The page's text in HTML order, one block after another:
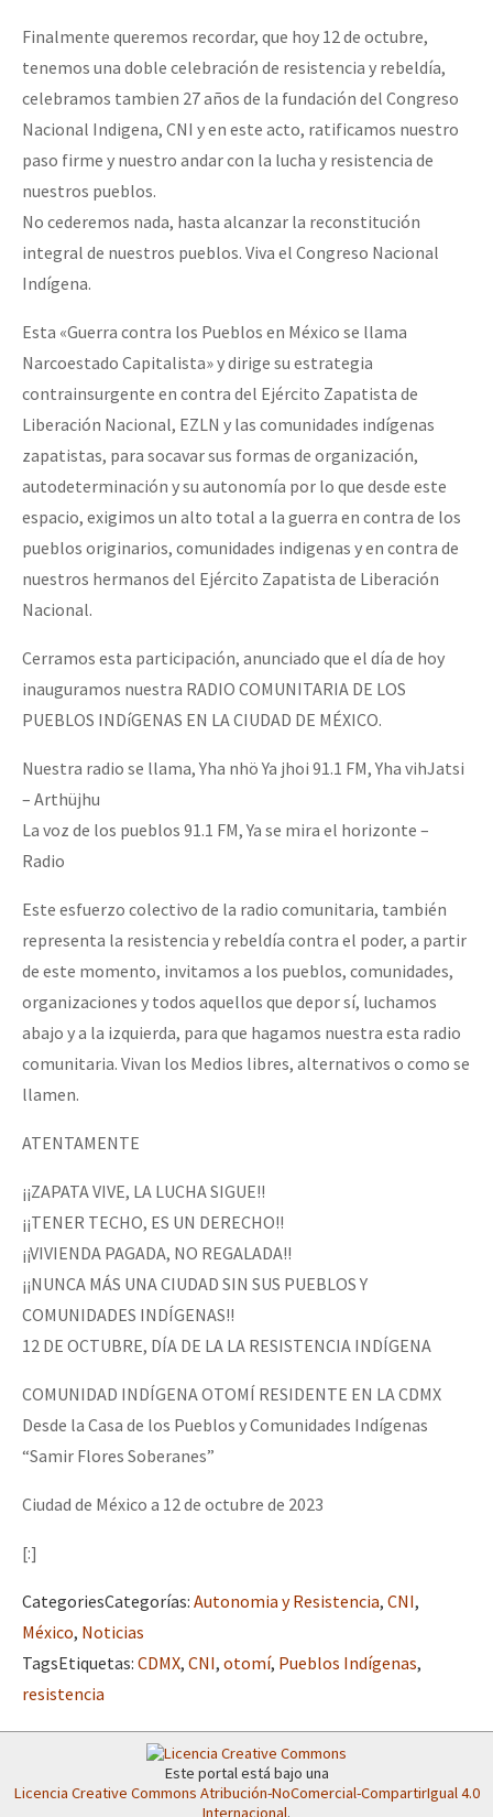
Finalmente queremos recordar, que hoy 12 de octubre,
tenemos una doble celebración de resistencia y rebeldía,
celebramos tambien 27 años de la fundación del Congreso
Nacional Indigena, CNI y en este acto, ratificamos nuestro
paso firme y nuestro andar con la lucha y resistencia de
nuestros pueblos.
No cederemos nada, hasta alcanzar la reconstitución
integral de nuestros pueblos. Viva el Congreso Nacional
Indígena.
Esta «Guerra contra los Pueblos en México se llama
Narcoestado Capitalista» y dirige su estrategia
contrainsurgente en contra del Ejército Zapatista de
Liberación Nacional, EZLN y las comunidades indígenas
zapatistas, para socavar sus formas de organización,
autodeterminación y su autonomía por lo que desde este
espacio, exigimos un alto total a la guerra en contra de los
pueblos originarios, comunidades indigenas y en contra de
nuestros hermanos del Ejército Zapatista de Liberación
Nacional.
Cerramos esta participación, anunciado que el día de hoy
inauguramos nuestra RADIO COMUNITARIA DE LOS
PUEBLOS INDíGENAS EN LA CIUDAD DE MÉXICO.
Nuestra radio se llama, Yha nhö Ya jhoi 91.1 FM, Yha vihJatsi
– Arthüjhu
La voz de los pueblos 91.1 FM, Ya se mira el horizonte –
Radio
Este esfuerzo colectivo de la radio comunitaria, también
representa la resistencia y rebeldía contra el poder, a partir
de este momento, invitamos a los pueblos, comunidades,
organizaciones y todos aquellos que depor sí, luchamos
abajo y a la izquierda, para que hagamos nuestra esta radio
comunitaria. Vivan los Medios libres, alternativos o como se
llamen.
ATENTAMENTE
¡¡ZAPATA VIVE, LA LUCHA SIGUE!!
¡¡TENER TECHO, ES UN DERECHO!!
¡¡VIVIENDA PAGADA, NO REGALADA!!
¡¡NUNCA MÁS UNA CIUDAD SIN SUS PUEBLOS Y
COMUNIDADES INDÍGENAS!!
12 DE OCTUBRE, DÍA DE LA LA RESISTENCIA INDÍGENA
COMUNIDAD INDÍGENA OTOMÍ RESIDENTE EN LA CDMX
Desde la Casa de los Pueblos y Comunidades Indígenas
“Samir Flores Soberanes”
Ciudad de México a 12 de octubre de 2023
[:]
CategoriesCategorías: Autonomia y Resistencia, CNI,
México, Noticias
TagsEtiquetas: CDMX, CNI, otomí, Pueblos Indígenas,
resistencia
Este portal está bajo una
Licencia Creative Commons Atribución-NoComercial-CompartirIgual 4.0
Internacional.